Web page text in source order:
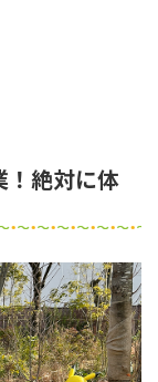
！絶対に体